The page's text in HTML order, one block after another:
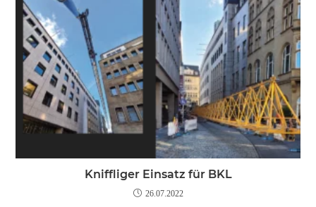
Kniffliger Einsatz für BKL
26.07.2022